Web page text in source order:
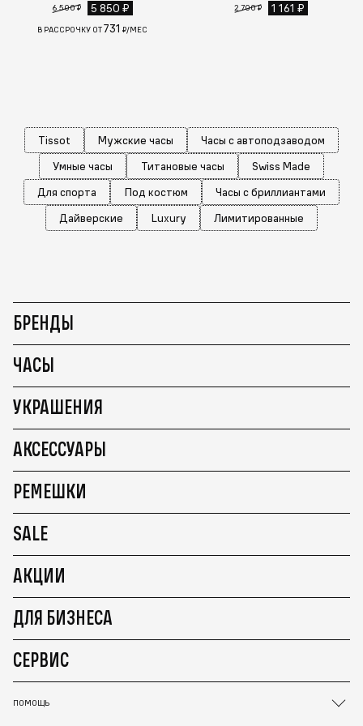
6 500 ₽ 5 850 ₽
В РАССРОЧКУ ОТ731 ₽/МЕС
2 700 ₽ 1 161 ₽
Tissot Мужские часы
Часы с автоподзаводом
Умные часы
Титановые часы
Swiss Made
Для спорта
Под костюм
Часы с бриллиантами
Дайверские
Luxury Лимитированные
БРЕНДЫ
ЧАСЫ
УКРАШЕНИЯ
АКСЕССУАРЫ
РЕМЕШКИ
SALE
АКЦИИ
ДЛЯ БИЗНЕСА
СЕРВИС
ПОМОЩЬ